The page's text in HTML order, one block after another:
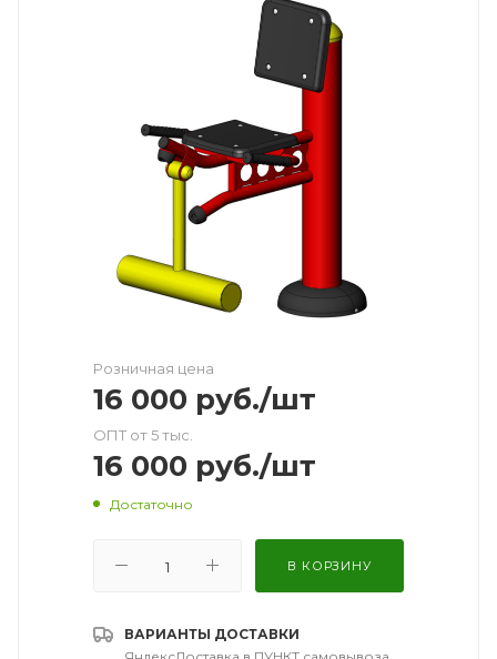
Розничная цена
16 000 руб./шт
ОПТ от 5 тыс.
16 000 руб./шт
Достаточно
В КОРЗИНУ
ВАРИАНТЫ ДОСТАВКИ